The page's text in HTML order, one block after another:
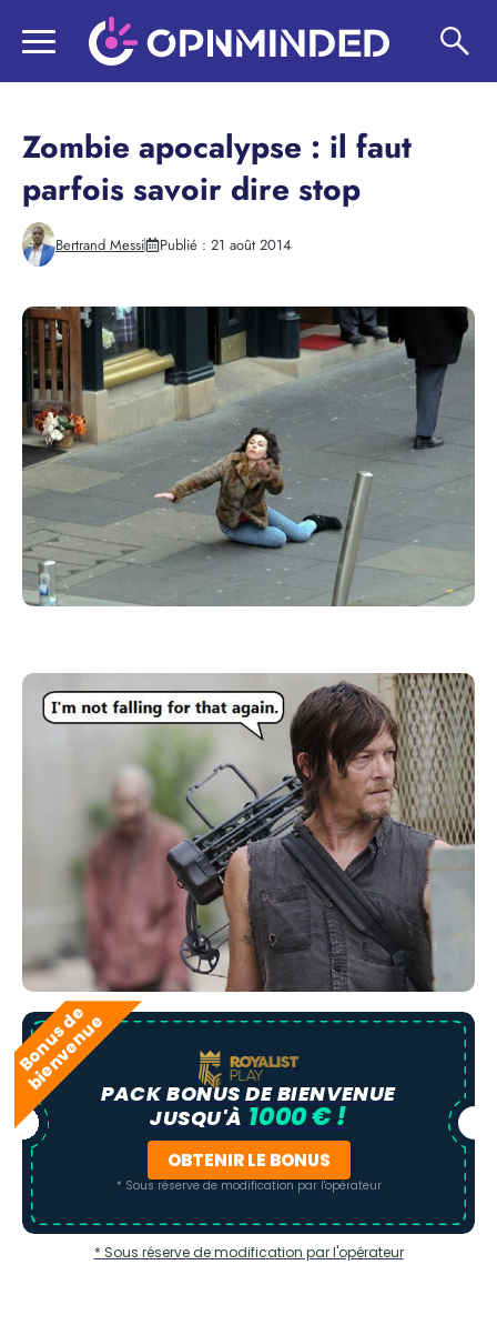
Zombie apocalypse : il faut
parfois savoir dire stop
Bertrand Messi Publié : 21 août 2014
B
o
n
u
s
d
e
b
i
e
n
v
e
n
u
ePACK BONUS DE BIENVENUE
JUSQU'À 1000 € !
OBTENIR LE BONUS
* Sous réserve de modification par l'opérateur
* Sous réserve de modification par l'opérateur